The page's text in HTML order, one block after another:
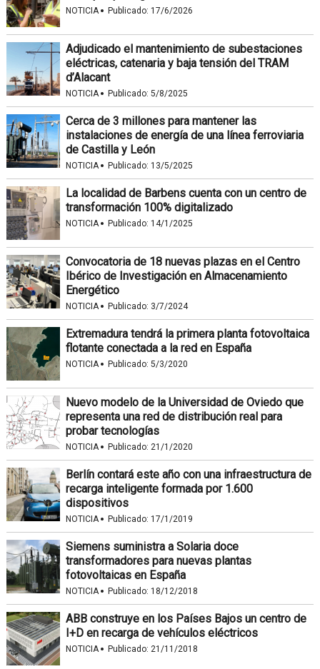
NOTICIA· Publicado: 17/6/2026
Adjudicado el mantenimiento de subestaciones
eléctricas, catenaria y baja tensión del TRAM
d’Alacant
NOTICIA· Publicado: 5/8/2025
Cerca de 3 millones para mantener las
instalaciones de energía de una línea ferroviaria
de Castilla y León
NOTICIA· Publicado: 13/5/2025
La localidad de Barbens cuenta con un centro de
transformación 100% digitalizado
NOTICIA· Publicado: 14/1/2025
Convocatoria de 18 nuevas plazas en el Centro
Ibérico de Investigación en Almacenamiento
Energético
NOTICIA· Publicado: 3/7/2024
Extremadura tendrá la primera planta fotovoltaica
flotante conectada a la red en España
NOTICIA· Publicado: 5/3/2020
Nuevo modelo de la Universidad de Oviedo que
representa una red de distribución real para
probar tecnologías
NOTICIA· Publicado: 21/1/2020
Berlín contará este año con una infraestructura de
recarga inteligente formada por 1.600
dispositivos
NOTICIA· Publicado: 17/1/2019
Siemens suministra a Solaria doce
transformadores para nuevas plantas
fotovoltaicas en España
NOTICIA· Publicado: 18/12/2018
ABB construye en los Países Bajos un centro de
I+D en recarga de vehículos eléctricos
NOTICIA· Publicado: 21/11/2018